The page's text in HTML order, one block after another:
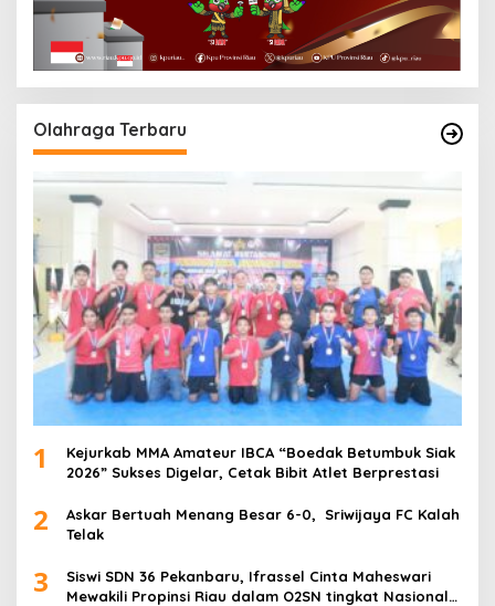
Olahraga Terbaru
1
Kejurkab MMA Amateur IBCA “Boedak Betumbuk Siak
2026” Sukses Digelar, Cetak Bibit Atlet Berprestasi
2
Askar Bertuah Menang Besar 6-0, Sriwijaya FC Kalah
Telak
3
Siswi SDN 36 Pekanbaru, Ifrassel Cinta Maheswari
Mewakili Propinsi Riau dalam O2SN tingkat Nasional